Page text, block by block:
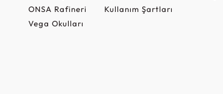
ONSA Rafineri
Vega Okulları
Kullanım Şartları